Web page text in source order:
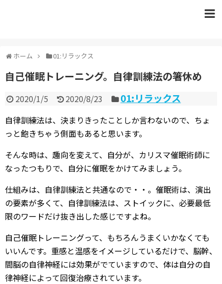
ホーム 01:リラックス
自己催眠トレーニング。自律訓練法の箸休め
2020/1/5 2020/8/23 01:リラックス
自律訓練法は、決まりきったことしか言わないので、ちょ
っと飽きちゃう側面もあると思います。
そんな時は、趣向を変えて、自分が、カリスマ催眠術師に
なったつもりで、自分に催眠をかけてみましょう。
仕組みは、自律訓練法と共通なので・・。催眠術は、演出
の要素が多くて、自律訓練法は、ストイックに、必要最低
限のワードだけ抜き出した感じですよね。
自己催眠トレーニングって、もちろんうまくいかなくても
いいんです。重感と温感をイメージしているだけで、脳幹、
間脳の自律神経には効果がでていますので、体は自分の自
律神経によって回復治療されています。